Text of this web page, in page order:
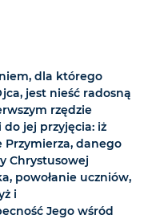
dla którego
jest nieść radosną
rzędzie
jej przyjęcia: iż
Przymierza, danego
Chrystusowej
powołanie uczniów,
i
Jego wśród